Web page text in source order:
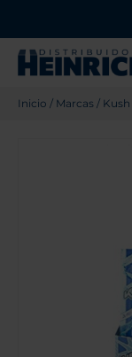
Inicio / Marcas / Kush